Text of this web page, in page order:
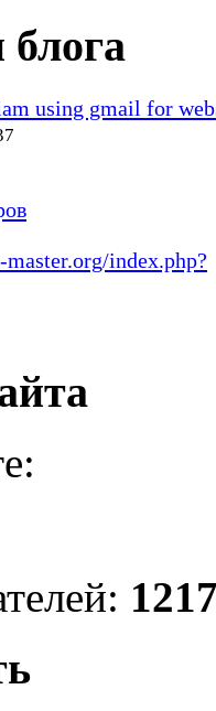
using gmail for
index.php?